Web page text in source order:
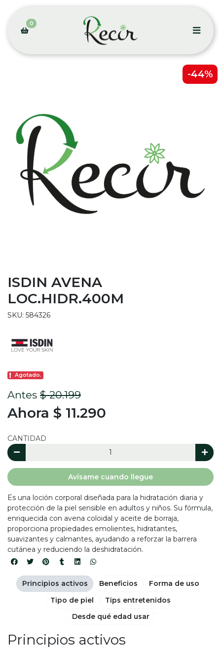
0
-44%
ISDIN AVENA
LOC.HIDR.400M
SKU: 584326
Agotado.
Antes $ 20.199
Ahora $ 11.290
CANTIDAD
Avísame cuando llegue
Es una loción corporal diseñada para la hidratación diaria y
protección de la piel sensible en adultos y niños. Su fórmula,
enriquecida con avena coloidal y aceite de borraja,
proporciona propiedades emolientes, hidratantes,
suavizantes y calmantes, ayudando a reforzar la barrera
cutánea y reduciendo la deshidratación.
Principios activos
Principios activos Beneficios
Forma de uso
Tipo de piel
Tips entretenidos
Desde qué edad usar